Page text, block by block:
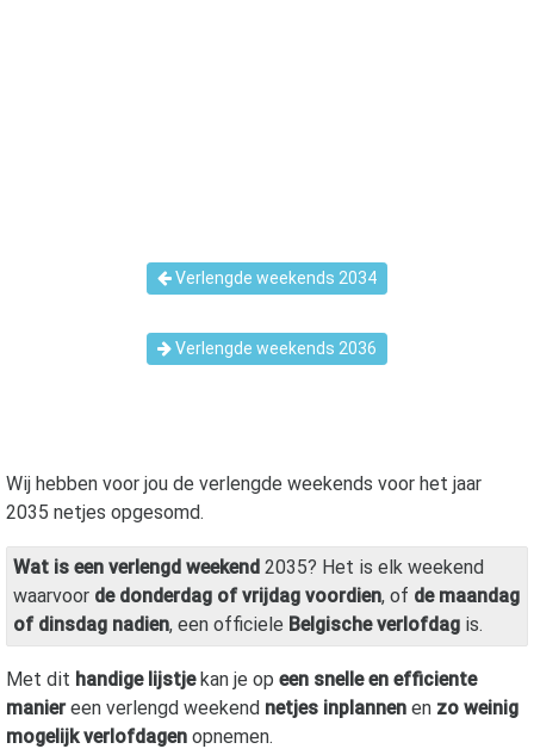
Verlengde weekends 2034
Verlengde weekends 2036
Wij hebben voor jou de verlengde weekends voor het jaar
2035 netjes opgesomd.
Wat is een verlengd weekend 2035? Het is elk weekend
waarvoor de donderdag of vrijdag voordien, of de maandag
of dinsdag nadien, een officiele Belgische verlofdag is.
Met dit handige lijstjekan je op een snelle en efficiente
maniereen verlengd weekend netjes inplannen en zo weinig
mogelijk verlofdagen opnemen.